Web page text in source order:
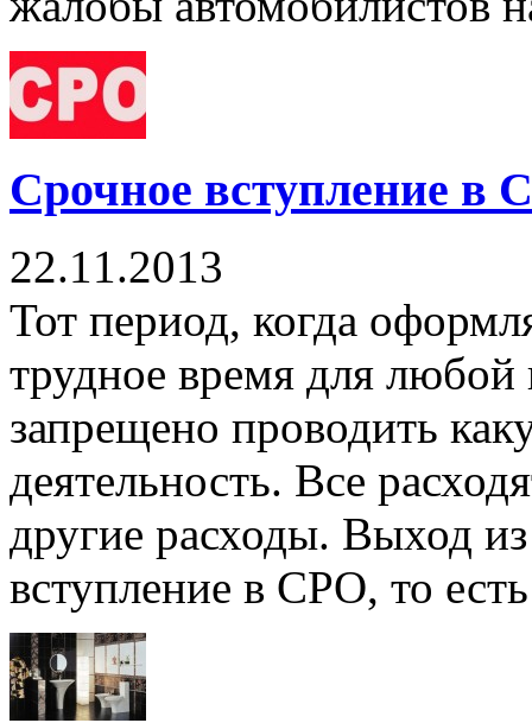
Срочное вступление в
22.11.2013
Тот период, когда
трудное время для
запрещено проводить
деятельность. Все
другие расходы. Выход
вступление в СРО, то